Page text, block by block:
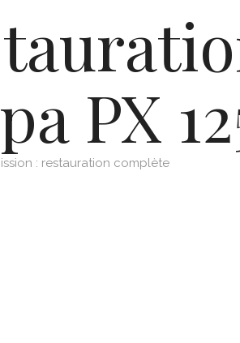
PX
: restauration complète